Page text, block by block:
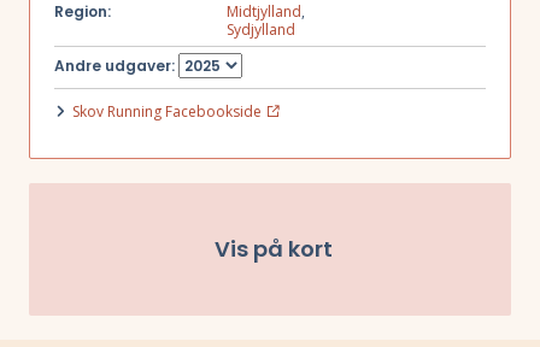
Region:
Midtjylland,
Sydjylland
Andre udgaver:
Skov Running Facebookside
Vis på kort